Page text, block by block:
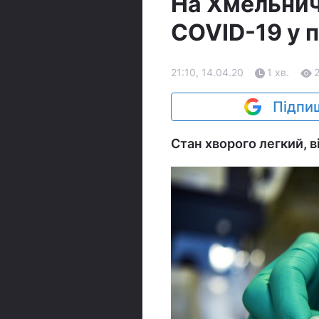
COVID-19 у
21:10, 14.04.20 1 хв.
Стан хворого легкий,